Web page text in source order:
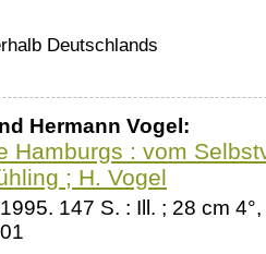
Deutschlands
Hermann Vogel:
Hamburgs : vom
; H. Vogel
147 S. : Ill. ; 28 cm